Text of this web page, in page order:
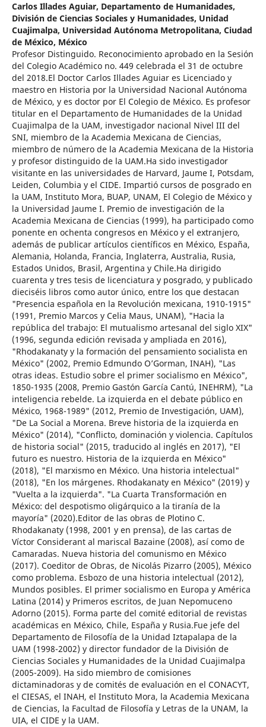
Carlos Illades Aguiar, Departamento de Humanidades,
División de Ciencias Sociales y Humanidades, Unidad
Cuajimalpa, Universidad Autónoma Metropolitana, Ciudad
de México, México
Profesor Distinguido. Reconocimiento aprobado en la Sesión
del Colegio Académico no. 449 celebrada el 31 de octubre
del 2018.El Doctor Carlos Illades Aguiar es Licenciado y
maestro en Historia por la Universidad Nacional Autónoma
de México, y es doctor por El Colegio de México. Es profesor
titular en el Departamento de Humanidades de la Unidad
Cuajimalpa de la UAM, investigador nacional Nivel III del
SNI, miembro de la Academia Mexicana de Ciencias,
miembro de número de la Academia Mexicana de la Historia
y profesor distinguido de la UAM.Ha sido investigador
visitante en las universidades de Harvard, Jaume I, Potsdam,
Leiden, Columbia y el CIDE. Impartió cursos de posgrado en
la UAM, Instituto Mora, BUAP, UNAM, El Colegio de México y
la Universidad Jaume I. Premio de investigación de la
Academia Mexicana de Ciencias (1999), ha participado como
ponente en ochenta congresos en México y el extranjero,
además de publicar artículos científicos en México, España,
Alemania, Holanda, Francia, Inglaterra, Australia, Rusia,
Estados Unidos, Brasil, Argentina y Chile.Ha dirigido
cuarenta y tres tesis de licenciatura y posgrado, y publicado
dieciséis libros como autor único, entre los que destacan
"Presencia española en la Revolución mexicana, 1910-1915"
(1991, Premio Marcos y Celia Maus, UNAM), "Hacia la
república del trabajo: El mutualismo artesanal del siglo XIX"
(1996, segunda edición revisada y ampliada en 2016),
"Rhodakanaty y la formación del pensamiento socialista en
México" (2002, Premio Edmundo O’Gorman, INAH), "Las
otras ideas. Estudio sobre el primer socialismo en México",
1850-1935 (2008, Premio Gastón García Cantú, INEHRM), "La
inteligencia rebelde. La izquierda en el debate público en
México, 1968-1989" (2012, Premio de Investigación, UAM),
"De La Social a Morena. Breve historia de la izquierda en
México" (2014), "Conflicto, dominación y violencia. Capítulos
de historia social" (2015, traducido al inglés en 2017), "El
futuro es nuestro. Historia de la izquierda en México"
(2018), "El marxismo en México. Una historia intelectual"
(2018), "En los márgenes. Rhodakanaty en México" (2019) y
"Vuelta a la izquierda". "La Cuarta Transformación en
México: del despotismo oligárquico a la tiranía de la
mayoría" (2020).Editor de las obras de Plotino C.
Rhodakanaty (1998, 2001 y en prensa), de las cartas de
Víctor Considerant al mariscal Bazaine (2008), así como de
Camaradas. Nueva historia del comunismo en México
(2017). Coeditor de Obras, de Nicolás Pizarro (2005), México
como problema. Esbozo de una historia intelectual (2012),
Mundos posibles. El primer socialismo en Europa y América
Latina (2014) y Primeros escritos, de Juan Nepomuceno
Adorno (2015). Forma parte del comité editorial de revistas
académicas en México, Chile, España y Rusia.Fue jefe del
Departamento de Filosofía de la Unidad Iztapalapa de la
UAM (1998-2002) y director fundador de la División de
Ciencias Sociales y Humanidades de la Unidad Cuajimalpa
(2005-2009). Ha sido miembro de comisiones
dictaminadoras y de comités de evaluación en el CONACYT,
el CIESAS, el INAH, el Instituto Mora, la Academia Mexicana
de Ciencias, la Facultad de Filosofía y Letras de la UNAM, la
UIA, el CIDE y la UAM.